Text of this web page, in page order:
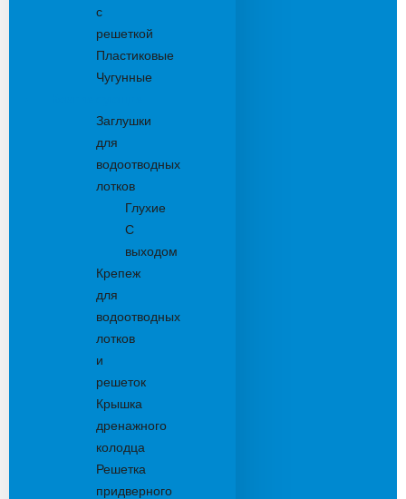
с
решеткой
Пластиковые
Чугунные
Заглушки
для
водоотводных
лотков
Глухие
С
выходом
Крепеж
для
водоотводных
лотков
и
решеток
Крышка
дренажного
колодца
Решетка
придверного